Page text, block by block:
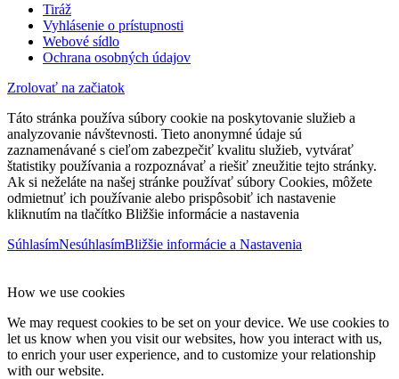
Tiráž
Vyhlásenie o prístupnosti
Webové sídlo
Ochrana osobných údajov
Zrolovať na začiatok
Táto stránka používa súbory cookie na poskytovanie služieb a
analyzovanie návštevnosti. Tieto anonymné údaje sú
zaznamenávané s cieľom zabezpečiť kvalitu služieb, vytvárať
štatistiky používania a rozpoznávať a riešiť zneužitie tejto stránky.
Ak si neželáte na našej stránke používať súbory Cookies, môžete
odmietnuť ich používanie alebo prispôsobiť ich nastavenie
kliknutím na tlačítko Bližšie informácie a nastavenia
SúhlasímNesúhlasímBližšie informácie a Nastavenia
How we use cookies
We may request cookies to be set on your device. We use cookies to
let us know when you visit our websites, how you interact with us,
to enrich your user experience, and to customize your relationship
with our website.